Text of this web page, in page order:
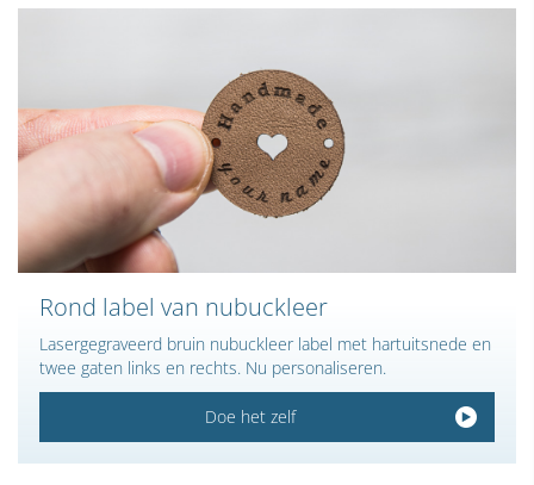
Rond label van nubuckleer
Lasergegraveerd bruin nubuckleer label met hartuitsnede en
twee gaten links en rechts. Nu personaliseren.
Doe het zelf